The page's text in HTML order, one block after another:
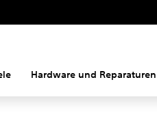
Hardware und Reparaturen